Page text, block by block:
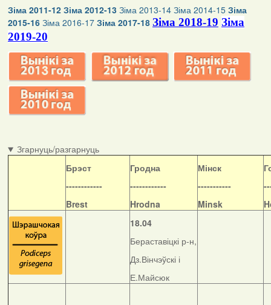
Зіма 2011-12 Зіма 2012-13 Зіма 2013-14 Зіма 2014-15 Зіма
2015-16 Зіма 2016-17 Зіма 2017-18 Зіма 2018-19 Зіма
2019-20
Згарнуць/разгарнуць
Брэст
------------
Brest
Гродна
------------
Hrodna
Мінск
-----------
Minsk
18.04
Бераставіцкі р-н,
Дз.Вінчэўскі і
Е.Майсюк